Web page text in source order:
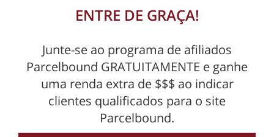
ENTRE DE GRAÇA!
Junte-se ao programa de afiliados
Parcelbound GRATUITAMENTE e ganhe
uma renda extra de $$$ ao indicar
clientes qualificados para o site
Parcelbound.